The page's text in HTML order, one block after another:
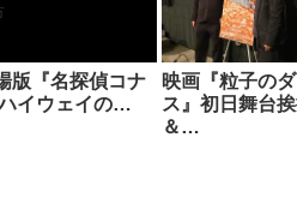
版『名探偵コナ
イウェイの…
映画『粒子の
ス』初日舞台
＆…